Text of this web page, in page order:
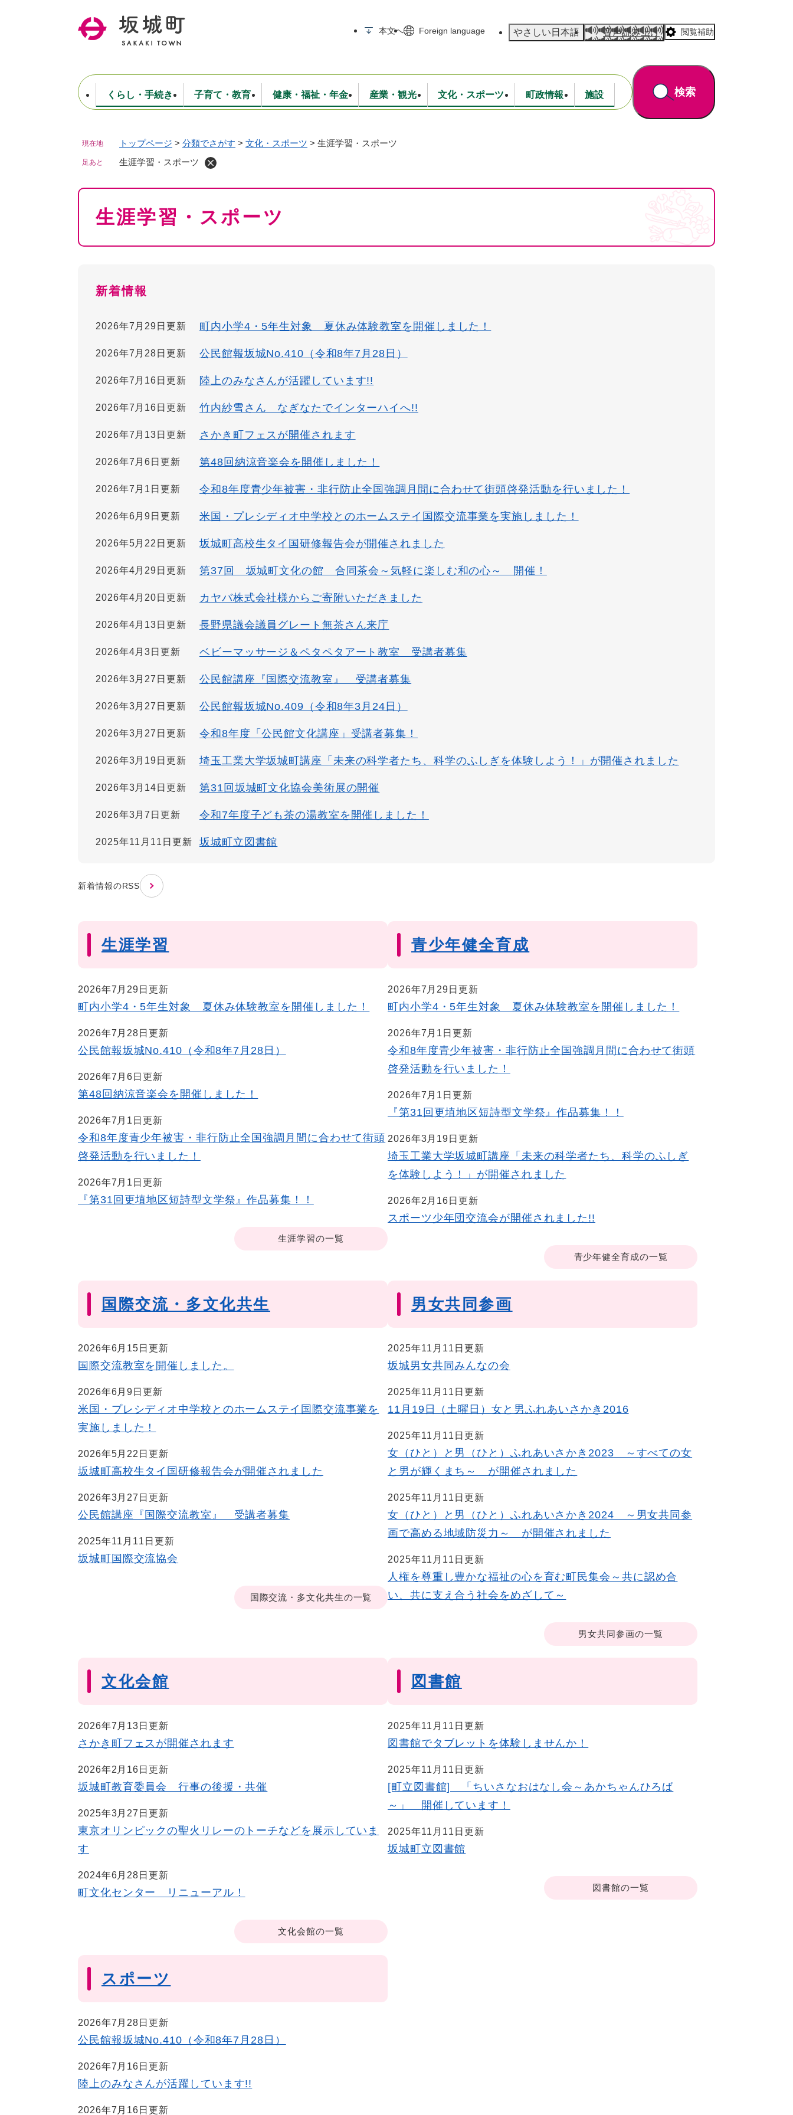
本文へ Foreign language やさしい日本語 音声読み上げ 閲覧補助
くらし・手続き
住民票・戸籍・証明 防災・行政無線 消防・救急
税金
子育て・教育
妊娠・出産・子育て 保育 学校・教育
健康・福祉・年金
健康・医療 福祉 保険・年金
産業・観光
商工業 農林業 入札・契約
文化・スポーツ
生涯学習・スポーツ 文化
町政情報
ようこそ町長室へ 坂城町について 統計情報
人事・採用・職員
施設
公共施設
検索
現在地 トップページ > 分類でさがす > 文化・スポーツ > 生涯学習・スポーツ
足あと 生涯学習・スポーツ
本
生涯学習・スポーツ
新着情報
2026年7月29日更新 町内小学4・5年生対象 夏休み体験教室を開催しました！
2026年7月28日更新 公民館報坂城No.410（令和8年7月28日）
2026年7月16日更新 陸上のみなさんが活躍しています!!
2026年7月16日更新 竹内紗雪さん なぎなたでインターハイへ!!
2026年7月13日更新 さかき町フェスが開催されます
2026年7月6日更新 第48回納涼音楽会を開催しました！
2026年7月1日更新 令和8年度青少年被害・非行防止全国強調月間に合わせて街頭啓発活動を行いました！
2026年6月9日更新 米国・プレシディオ中学校とのホームステイ国際交流事業を実施しました！
2026年5月22日更新 坂城町高校生タイ国研修報告会が開催されました
2026年4月29日更新 第37回 坂城町文化の館 合同茶会～気軽に楽しむ和の心～ 開催！
2026年4月20日更新 カヤバ株式会社様からご寄附いただきました
2026年4月13日更新 長野県議会議員グレート無茶さん来庁
2026年4月3日更新 ベビーマッサージ＆ペタペタアート教室 受講者募集
2026年3月27日更新 公民館講座『国際交流教室』 受講者募集
2026年3月27日更新 公民館報坂城No.409（令和8年3月24日）
2026年3月27日更新 令和8年度「公民館文化講座」受講者募集！
2026年3月19日更新 埼玉工業大学坂城町講座「未来の科学者たち、科学のふしぎを体験しよう！」が開催されました
2026年3月14日更新 第31回坂城町文化協会美術展の開催
2026年3月7日更新 令和7年度子ども茶の湯教室を開催しました！
2025年11月11日更新 坂城町立図書館
新着情報のRSS
生涯学習
2026年7月29日更新
町内小学4・5年生対象 夏休み体験教室を開催しました！
2026年7月28日更新
公民館報坂城No.410（令和8年7月28日）
2026年7月6日更新
第48回納涼音楽会を開催しました！
2026年7月1日更新
令和8年度青少年被害・非行防止全国強調月間に合わせて街頭
啓発活動を行いました！
2026年7月1日更新
『第31回更埴地区短詩型文学祭』作品募集！！
生涯学習の一覧
青少年健全育成
2026年7月29日更新
町内小学4・5年生対象 夏休み体験教室を開催しました！
2026年7月1日更新
令和8年度青少年被害・非行防止全国強調月間に合わせて街頭
啓発活動を行いました！
2026年7月1日更新
『第31回更埴地区短詩型文学祭』作品募集！！
2026年3月19日更新
埼玉工業大学坂城町講座「未来の科学者たち、科学のふしぎ
を体験しよう！」が開催されました
2026年2月16日更新
スポーツ少年団交流会が開催されました!!
青少年健全育成の一覧
国際交流・多文化共生
2026年6月15日更新
国際交流教室を開催しました。
2026年6月9日更新
米国・プレシディオ中学校とのホームステイ国際交流事業を
実施しました！
2026年5月22日更新
坂城町高校生タイ国研修報告会が開催されました
2026年3月27日更新
公民館講座『国際交流教室』 受講者募集
2025年11月11日更新
坂城町国際交流協会
国際交流・多文化共生の一覧
男女共同参画
2025年11月11日更新
坂城男女共同みんなの会
2025年11月11日更新
11月19日（土曜日）女と男ふれあいさかき2016
2025年11月11日更新
女（ひと）と男（ひと）ふれあいさかき2023 ～すべての女
と男が輝くまち～ が開催されました
2025年11月11日更新
女（ひと）と男（ひと）ふれあいさかき2024 ～男女共同参
画で高める地域防災力～ が開催されました
2025年11月11日更新
人権を尊重し豊かな福祉の心を育む町民集会～共に認め合
い、共に支え合う社会をめざして～
男女共同参画の一覧
文化会館
2026年7月13日更新
さかき町フェスが開催されます
2026年2月16日更新
坂城町教育委員会 行事の後援・共催
2025年3月27日更新
東京オリンピックの聖火リレーのトーチなどを展示していま
す
2024年6月28日更新
町文化センター リニューアル！
文化会館の一覧
図書館
2025年11月11日更新
図書館でタブレットを体験しませんか！
2025年11月11日更新
[町立図書館] 「ちいさなおはなし会～あかちゃんひろば
～」 開催しています！
2025年11月11日更新
坂城町立図書館
図書館の一覧
スポーツ
2026年7月28日更新
公民館報坂城No.410（令和8年7月28日）
2026年7月16日更新
陸上のみなさんが活躍しています!!
2026年7月16日更新